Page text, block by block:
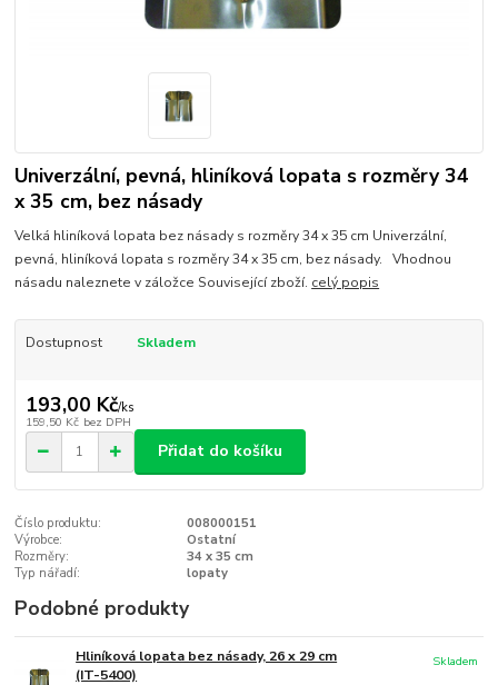
Univerzální, pevná, hliníková lopata s rozměry 34
x 35 cm, bez násady
Velká hliníková lopata bez násady s rozměry 34 x 35 cm Univerzální,
pevná, hliníková lopata s rozměry 34 x 35 cm, bez násady. Vhodnou
násadu naleznete v záložce Související zboží. celý popis
Dostupnost Skladem
193,00 Kč/ks
159,50 Kč bez DPH
Přidat do košíku
Číslo produktu:
008000151
Výrobce:
Ostatní
Rozměry:
34 x 35 cm
Typ nářadí:
lopaty
Podobné produkty
Hliníková lopata bez násady, 26 x 29 cm
(IT-5400)
Skladem